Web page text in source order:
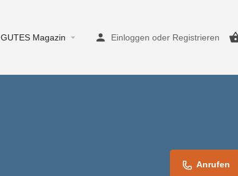
GUTES Magazin Einloggen oder Registrieren
Anrufen